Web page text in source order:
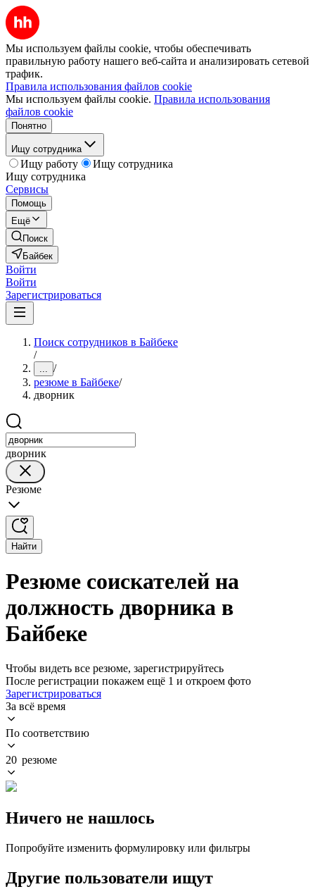
Мы используем файлы cookie, чтобы обеспечивать
правильную работу нашего веб-сайта и анализировать сетевой
трафик.
Правила использования файлов cookie
Мы используем файлы cookie. Правила использования
файлов cookie
Понятно
Ищу сотрудника
Ищу работу
Ищу сотрудника
Ищу сотрудника
Сервисы
Помощь
Ещё
Поиск
Байбек
Войти
Войти
Зарегистрироваться
Поиск сотрудников в Байбеке
/
... /
резюме в Байбеке/
дворник
дворник
Резюме
Найти
Резюме соискателей на
должность дворника в
Байбеке
Чтобы видеть все резюме, зарегистрируйтесь
После регистрации покажем ещё 1 и откроем фото
Зарегистрироваться
За всё время
По соответствию
20 резюме
Ничего не нашлось
Попробуйте изменить формулировку или фильтры
Другие пользователи ищут